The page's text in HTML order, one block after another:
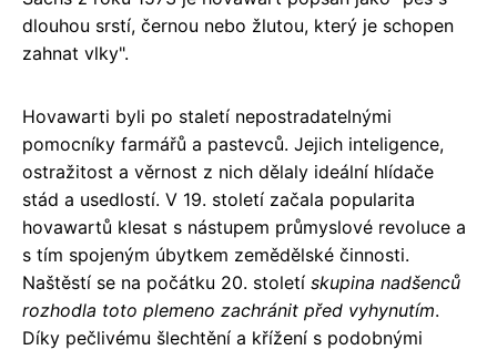
dlouhou srstí, černou nebo žlutou, který je schopen
zahnat vlky".
Hovawarti byli po staletí nepostradatelnými
pomocníky farmářů a pastevců. Jejich inteligence,
ostražitost a věrnost z nich dělaly ideální hlídače
stád a usedlostí. V 19. století začala popularita
hovawartů klesat s nástupem průmyslové revoluce a
s tím spojeným úbytkem zemědělské činnosti.
Naštěstí se na počátku 20. století skupina nadšenců
rozhodla toto plemeno zachránit před vyhynutím.
Díky pečlivému šlechtění a křížení s podobnými